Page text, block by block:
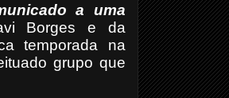
a uma
Borges e da
temporada na
grupo que